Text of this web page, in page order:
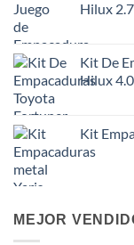
Hilux
Kit De
Hilux
Kit
MEJOR